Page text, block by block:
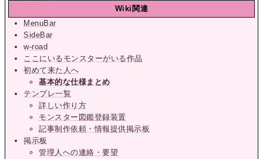
Wiki関連
MenuBar
SideBar
w-road
ここにいるモンスターがいる作品
初めて来た人へ
基本的な仕様まとめ
テンプレ一覧
詳しい作り方
モンスター図鑑登録装置
記事制作依頼・情報提供掲示板
掲示板
管理人への連絡・要望